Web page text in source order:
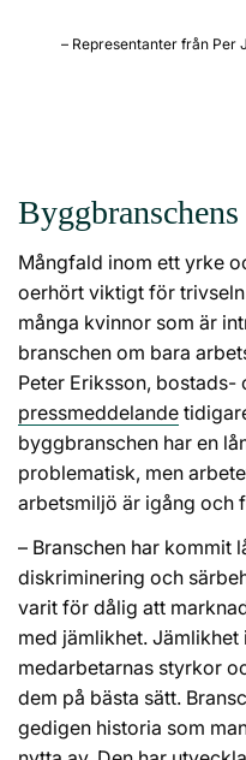
– Representanter från Per
Mångfald inom ett yrke
oerhört viktigt för
många kvinnor som är
branschen om bara
Peter Eriksson,
pressmeddelande
byggbranschen har en
problematisk, men
arbetsmiljö är igång och
– Branschen har kommit
diskriminering och
varit för dålig att
med jämlikhet. Jämlikhet
medarbetarnas styrkor
dem på bästa sätt.
gedigen historia som